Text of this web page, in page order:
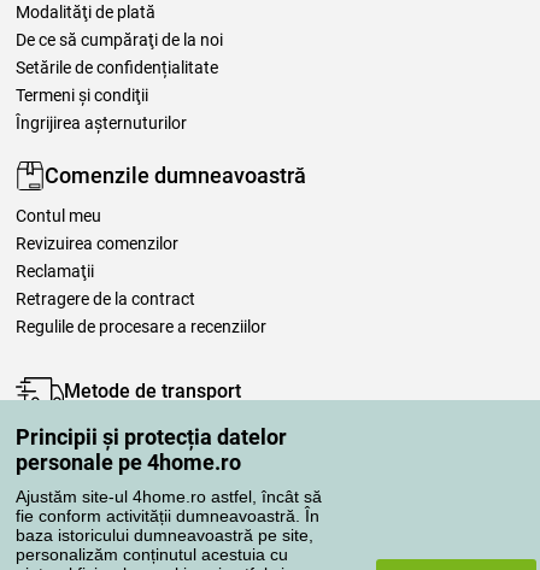
Principii și protecția datelor
personale pe 4home.ro
Ajustăm site-ul 4home.ro astfel, încât să
fie conform activității dumneavoastră. În
baza istoricului dumneavoastră pe site,
personalizăm conținutul acestuia cu
Modalităţi de plată
De ce să cumpăraţi de la noi
Setările de confidențialitate
Termeni şi condiţii
Îngrijirea așternuturilor
Comenzile dumneavoastră
Contul meu
Revizuirea comenzilor
Reclamaţii
Retragere de la contract
Regulile de procesare a recenziilor
Metode de transport
Metode de plată
Magazin de încredere